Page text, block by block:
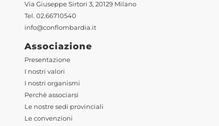
Via Giuseppe Sirtori 3, 20129 Milano
Tel. 02.66710540
info@conflombardia.it
Associazione
Presentazione
I nostri valori
I nostri organismi
Perchè associarsi
Le nostre sedi provinciali
Le convenzioni